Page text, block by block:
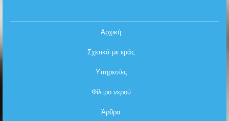
Αρχική
Σχετικά με εμάς
Υπηρεσίες
Φίλτρο νερού
Άρθρα